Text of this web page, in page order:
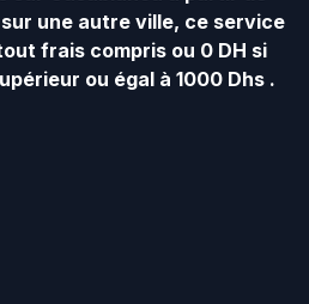
une autre ville, ce service
frais compris ou 0 DH si
ou égal à 1000 Dhs .